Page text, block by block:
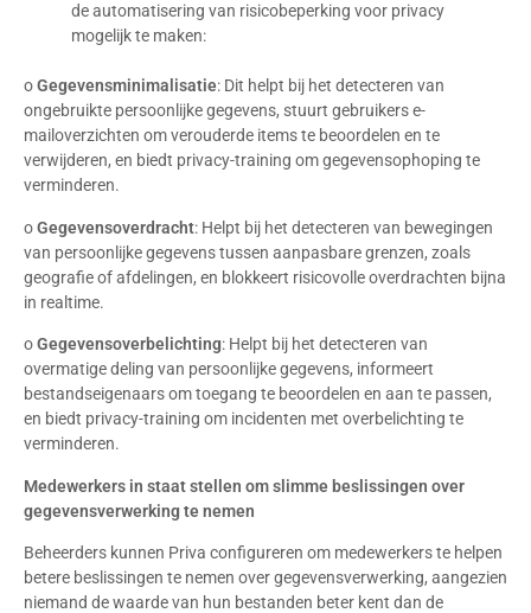
de automatisering van risicobeperking voor privacy
mogelijk te maken:
oGegevensminimalisatie: Dit helpt bij het detecteren van
ongebruikte persoonlijke gegevens, stuurt gebruikers e-
mailoverzichten om verouderde items te beoordelen en te
verwijderen, en biedt privacy-training om gegevensophoping te
verminderen.
oGegevensoverdracht: Helpt bij het detecteren van bewegingen
van persoonlijke gegevens tussen aanpasbare grenzen, zoals
geografie of afdelingen, en blokkeert risicovolle overdrachten bijna
in realtime.
oGegevensoverbelichting: Helpt bij het detecteren van
overmatige deling van persoonlijke gegevens, informeert
bestandseigenaars om toegang te beoordelen en aan te passen,
en biedt privacy-training om incidenten met overbelichting te
verminderen.
Medewerkers in staat stellen om slimme beslissingen over
gegevensverwerking te nemen
Beheerders kunnen Priva configureren om medewerkers te helpen
betere beslissingen te nemen over gegevensverwerking, aangezien
niemand de waarde van hun bestanden beter kent dan de